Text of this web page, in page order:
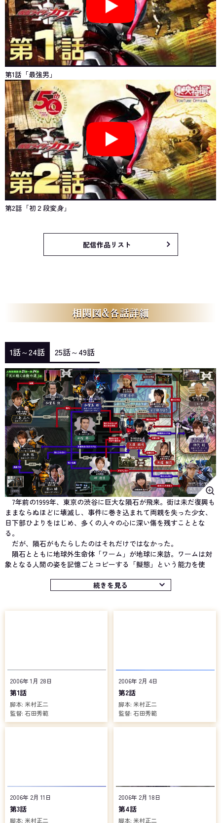
第1話「最強男」
第2話「初２段変身」
配信作品リスト
相関図&各話詳細
1話～24話 25話～49話
7年前の1999年、東京の渋谷に巨大な隕石が飛来。街は未だ復興も
ままならぬほどに壊滅し、事件に巻き込まれて両親を失った少女、
日下部ひよりをはじめ、多くの人々の心に深い傷を残すこととな
る。
だが、隕石がもたらしたのはそれだけではなかった。
隕石とともに地球外生命体「ワーム」が地球に来訪。ワームは対
象となる人間の姿を記憶ごとコピーする「擬態」という能力を使
握しており、彼らを中心に対ワーム秘密組織「ZECT（ゼクト）」が
習い隊員として所属する青年、加賀美新はカブトの変身者に志願。
ワームを前にカブトの変身者が使用するベルト型ツール「ライダー
ベルト」を装着するも、彼の手にカブトゼクターが収まることはな
かった。加賀美を尻目にカブトゼクターに選ばれし青年の名は天道
総司。加賀美のものとは形状は同じながらも別のライダーベルトを
持つ天道は、7年前から運命の日の到来を予見しており、来たるべき
日に備えて己を鍛え続けていた。カブトに変身し、悠然とワームを
かった。ZECTのエリート集団「シャドウ」を率いる矢車想、および
失脚した矢車の後任としてシャドウの隊長となった影山瞬が変身す
る「仮面ライダーザビー」、自由と女性を愛するメイクアップアー
続きを見る
2006年 1月 28日
第1話
脚本: 米村正二
監督: 石田秀範
2006年 2月 4日
第2話
脚本: 米村正二
監督: 石田秀範
2006年 2月 11日
第3話
脚本: 米村正二
2006年 2月 18日
第4話
脚本: 米村正二